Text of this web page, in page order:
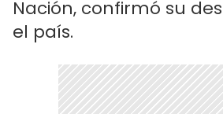
Nación, confirmó su
el país.